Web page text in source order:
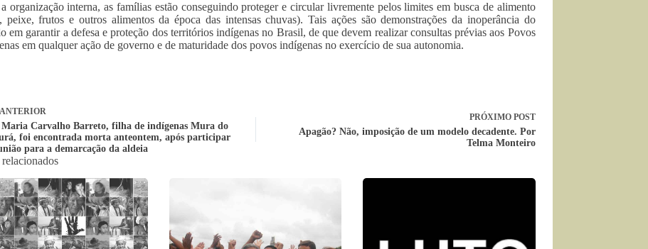
organização interna, as famílias estão conseguindo proteger e circular livremente pelos limites em busca de alimento
peixe, frutos e outros alimentos da época das intensas chuvas). Tais ações são demonstrações da inoperância do
em garantir a defesa e proteção dos territórios indígenas no Brasil, de que devem realizar consultas prévias aos Povos
em qualquer ação de governo e de maturidade dos povos indígenas no exercício de sua autonomia.
Carvalho Barreto, filha de indígenas Mura do
foi encontrada morta anteontem, após participar
para a demarcação da aldeia
PRÓXIMO POST
Apagão? Não, imposição de um modelo decadente. Por
Telma Monteiro
relacionados